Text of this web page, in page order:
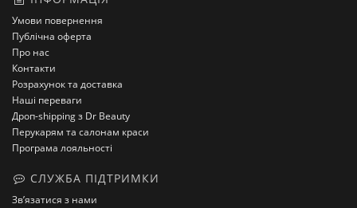
Умови повернення
Публічна оферта
Про нас
Контакти
Розрахунок та доставка
Наші переваги
Дроп-shipping з Dr Beauty
Перукарям та салонам краси
Програма лояльності
СЛУЖБА ПІДТРИМКИ
Зв’язатися з нами